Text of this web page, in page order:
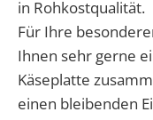
in Rohkostqualität.
Für Ihre
Ihnen sehr gerne
Käseplatte
einen bleibenden